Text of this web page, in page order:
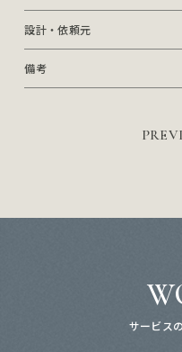
設計・依頼元
備考
PREV
サービス